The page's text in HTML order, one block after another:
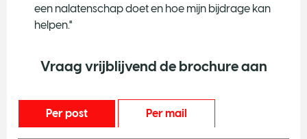
een nalatenschap doet en hoe mijn bijdrage kan
helpen."
Vraag vrijblijvend de brochure aan
Per post Per mail